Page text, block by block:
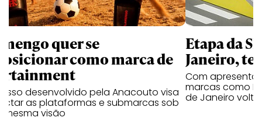
quer se
como marca de
desenvolvido pela Anacouto visa
as plataformas e submarcas sob
mesma visão
Etapa da
Janeiro,
Com
marcas como
de Janeiro